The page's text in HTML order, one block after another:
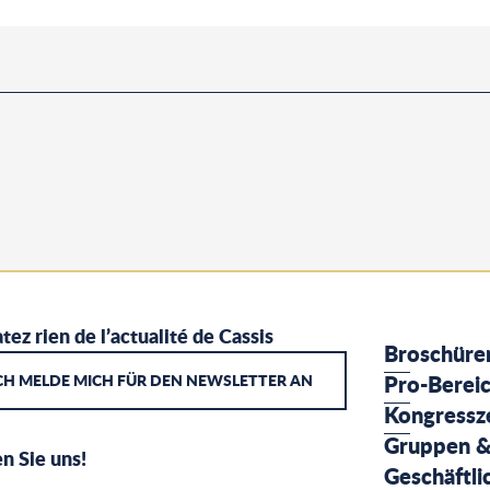
rien de l’actualité de Cassis
MELDE MICH FÜR DEN NEWSLETTER AN
Sie uns!
Pro-
Gruppen